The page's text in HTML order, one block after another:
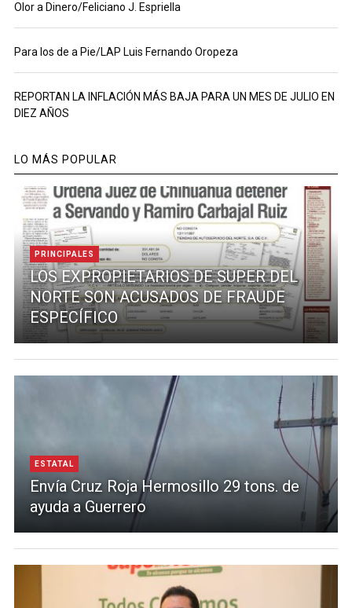
Olor a Dinero/Feliciano J. Espriella
Para los de a Pie/LAP Luis Fernando Oropeza
REPORTAN LA INFLACIÓN MÁS BAJA PARA UN MES DE JULIO EN
DIEZ AÑOS
LO MÁS POPULAR
PRINCIPALES
LOS EXPROPIETARIOS DE SUPER DEL
NORTE SON ACUSADOS DE FRAUDE
ESPECÍFICO
ESTATAL
Envía Cruz Roja Hermosillo 29 tons. de
ayuda a Guerrero